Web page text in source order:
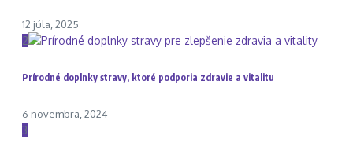
12 júla, 2025
2
Prírodné doplnky stravy, ktoré podporia zdravie a vitalitu
6 novembra, 2024
3